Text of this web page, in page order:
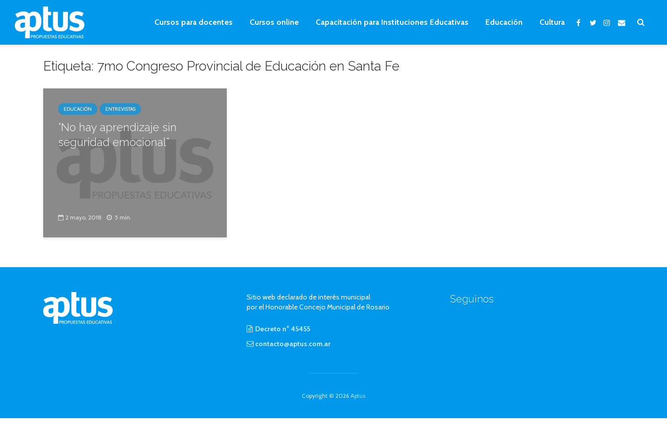
Cursos para docentes Cursos online Capacitación para Instituciones Educativas Educación Cultura
Etiqueta: 7mo Congreso Provincial de Educación en Santa Fe
EDUCACIÓN ENTREVISTAS
“No hay aprendizaje sin
seguridad emocional”
2 mayo, 2018 5 min.
Sitio web declarado de interés municipal
por el Honorable Concejo Municipal de Rosario
Decreto n° 45455
contacto@aptus.com.ar
Seguinos
Copyright © 2026 Aptus